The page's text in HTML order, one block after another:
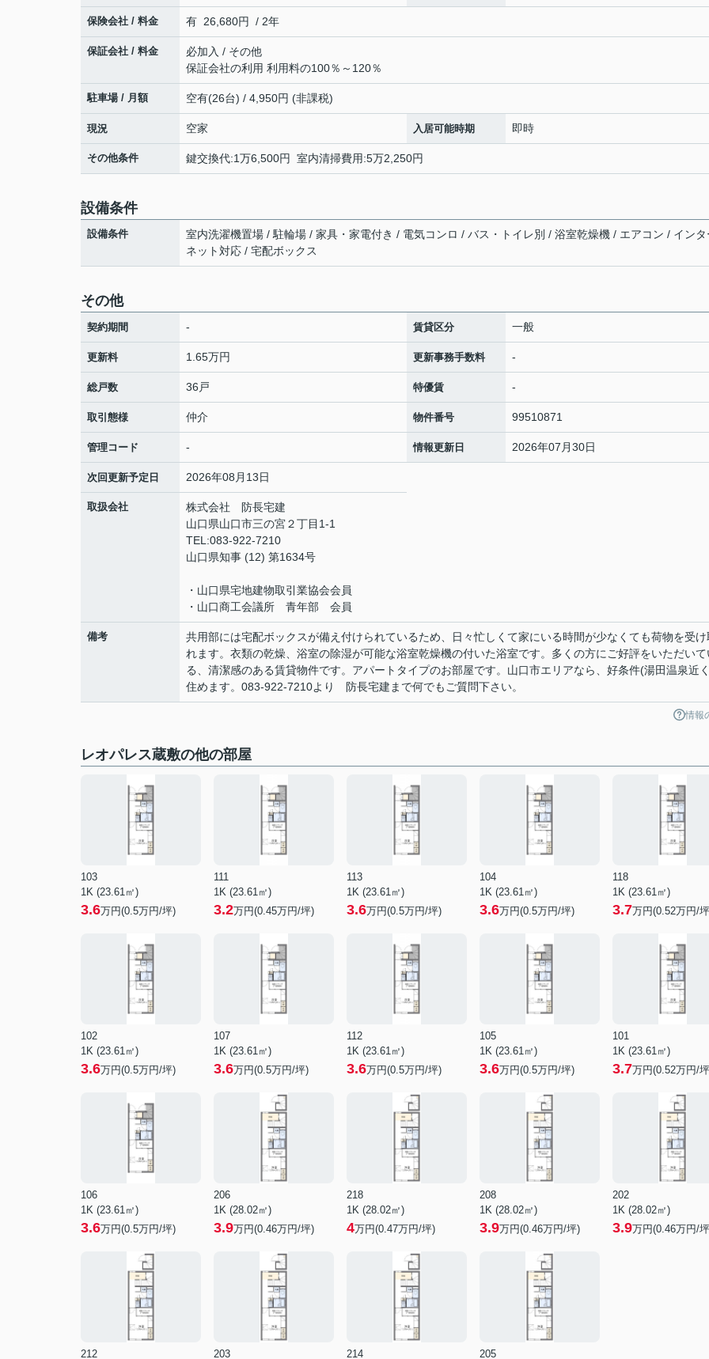
保険会社 / 料金 有 26,680円 / 2年
保証会社 / 料金
必加入 / その他
保証会社の利用 利用料の100％～120％
駐車場 / 月額 空有(26台) / 4,950円 (非課税)
現況 空家 入居可能時期 即時
その他条件 鍵交換代:1万6,500円 室内清掃費用:5万2,250円
設備条件
設備条件
室内洗濯機置場 / 駐輪場 / 家具・家電付き / 電気コンロ / バス・トイレ別 / 浴室乾燥機 / エアコン / インタ
ネット対応 / 宅配ボックス
その他
契約期間 - 賃貸区分 一般
更新料 1.65万円 更新事務手数料 -
総戸数 36戸 特優賃 -
取引態様 仲介 物件番号 99510871
管理コード - 情報更新日 2026年07月30日
次回更新予定日 2026年08月13日
取扱会社
株式会社 防長宅建
山口県山口市三の宮２丁目1-1
TEL:083-922-7210
山口県知事 (12) 第1634号
・山口県宅地建物取引業協会会員
・山口商工会議所 青年部 会員
備考
共用部には宅配ボックスが備え付けられているため、日々忙しくて家にいる時間が少なくても荷物を受け
れます。衣類の乾燥、浴室の除湿が可能な浴室乾燥機の付いた浴室です。多くの方にご好評をいただいて
る、清潔感のある賃貸物件です。アパートタイプのお部屋です。山口市エリアなら、好条件(湯田温泉近
住めます。083-922-7210より 防長宅建まで何でもご質問下さい。
情報
レオパレス蔵敷の他の部屋
103
1K (23.61㎡)
3.6万円(0.5万円/坪)
111
1K (23.61㎡)
3.2万円(0.45万円/坪)
113
1K (23.61㎡)
3.6万円(0.5万円/坪)
104
1K (23.61㎡)
3.6万円(0.5万円/坪)
118
1K (23.61㎡)
3.7万円(0.52万円/
102
1K (23.61㎡)
3.6万円(0.5万円/坪)
107
1K (23.61㎡)
3.6万円(0.5万円/坪)
112
1K (23.61㎡)
3.6万円(0.5万円/坪)
105
1K (23.61㎡)
3.6万円(0.5万円/坪)
101
1K (23.61㎡)
3.7万円(0.52万円/
106
1K (23.61㎡)
3.6万円(0.5万円/坪)
206
1K (28.02㎡)
3.9万円(0.46万円/坪)
218
1K (28.02㎡)
4万円(0.47万円/坪)
208
1K (28.02㎡)
3.9万円(0.46万円/坪)
202
1K (28.02㎡)
3.9万円(0.46万円/
212 203 214 205